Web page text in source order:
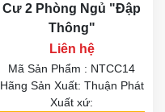
Cư 2 Phòng Ngủ "Đập
Thông"
Liên hệ
Mã Sản Phẩm : NTCC14
Hãng Sản Xuất: Thuận Phát
Xuất xứ: